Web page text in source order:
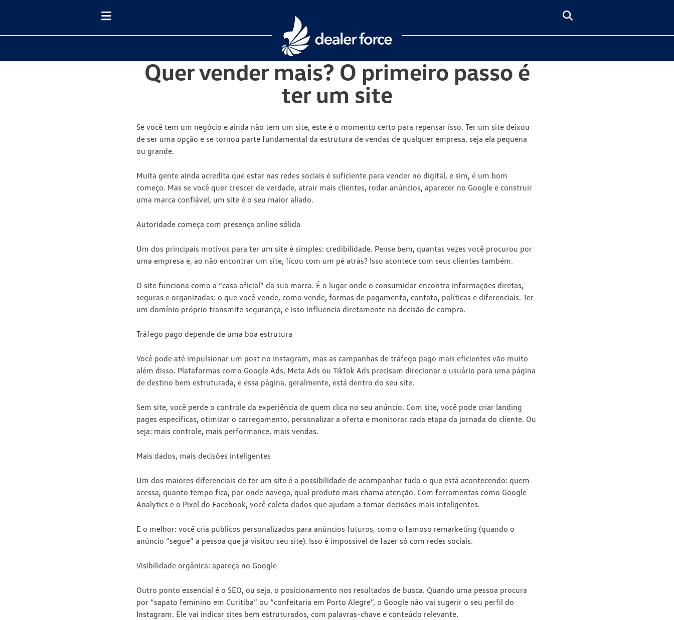
Quer vender mais? O primeiro passo é
ter um site
Se você tem um negócio e ainda não tem um site, este é o momento certo para repensar isso. Ter um site deixou
de ser uma opção e se tornou parte fundamental da estrutura de vendas de qualquer empresa, seja ela pequena
ou grande.
Muita gente ainda acredita que estar nas redes sociais é suficiente para vender no digital, e sim, é um bom
começo. Mas se você quer crescer de verdade, atrair mais clientes, rodar anúncios, aparecer no Google e construir
uma marca confiável, um site é o seu maior aliado.
Autoridade começa com presença online sólida
Um dos principais motivos para ter um site é simples: credibilidade. Pense bem, quantas vezes você procurou por
uma empresa e, ao não encontrar um site, ficou com um pé atrás? Isso acontece com seus clientes também.
O site funciona como a “casa oficial” da sua marca. É o lugar onde o consumidor encontra informações diretas,
seguras e organizadas: o que você vende, como vende, formas de pagamento, contato, políticas e diferenciais. Ter
um domínio próprio transmite segurança, e isso influencia diretamente na decisão de compra.
Tráfego pago depende de uma boa estrutura
Você pode até impulsionar um post no Instagram, mas as campanhas de tráfego pago mais eficientes vão muito
além disso. Plataformas como Google Ads, Meta Ads ou TikTok Ads precisam direcionar o usuário para uma página
de destino bem estruturada, e essa página, geralmente, está dentro do seu site.
Sem site, você perde o controle da experiência de quem clica no seu anúncio. Com site, você pode criar landing
pages específicas, otimizar o carregamento, personalizar a oferta e monitorar cada etapa da jornada do cliente. Ou
seja: mais controle, mais performance, mais vendas.
Mais dados, mais decisões inteligentes
Um dos maiores diferenciais de ter um site é a possibilidade de acompanhar tudo o que está acontecendo: quem
acessa, quanto tempo fica, por onde navega, qual produto mais chama atenção. Com ferramentas como Google
Analytics e o Pixel do Facebook, você coleta dados que ajudam a tomar decisões mais inteligentes.
E o melhor: você cria públicos personalizados para anúncios futuros, como o famoso remarketing (quando o
anúncio “segue” a pessoa que já visitou seu site). Isso é impossível de fazer só com redes sociais.
Visibilidade orgânica: apareça no Google
Outro ponto essencial é o SEO, ou seja, o posicionamento nos resultados de busca. Quando uma pessoa procura
por “sapato feminino em Curitiba” ou “confeitaria em Porto Alegre”, o Google não vai sugerir o seu perfil do
Instagram. Ele vai indicar sites bem estruturados, com palavras-chave e conteúdo relevante.